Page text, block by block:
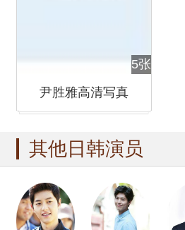
5张
尹胜雅高清写真
其他日韩演员